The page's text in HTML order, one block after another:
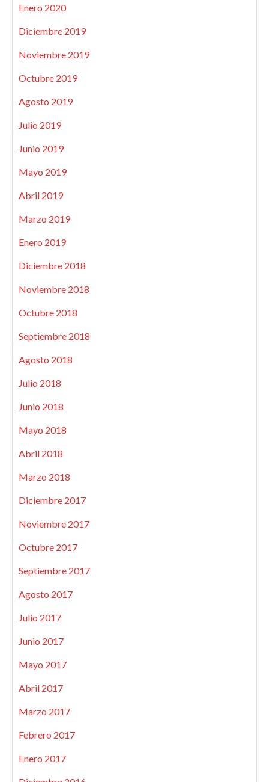
Enero 2020
Diciembre 2019
Noviembre 2019
Octubre 2019
Agosto 2019
Julio 2019
Junio 2019
Mayo 2019
Abril 2019
Marzo 2019
Enero 2019
Diciembre 2018
Noviembre 2018
Octubre 2018
Septiembre 2018
Agosto 2018
Julio 2018
Junio 2018
Mayo 2018
Abril 2018
Marzo 2018
Diciembre 2017
Noviembre 2017
Octubre 2017
Septiembre 2017
Agosto 2017
Julio 2017
Junio 2017
Mayo 2017
Abril 2017
Marzo 2017
Febrero 2017
Enero 2017